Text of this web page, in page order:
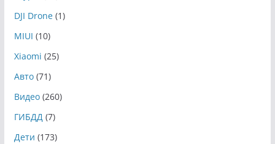
DJI Drone(1)
MIUI (10)
Xiaomi (25)
Авто(71)
Видео(260)
ГИБДД(7)
Дети (173)